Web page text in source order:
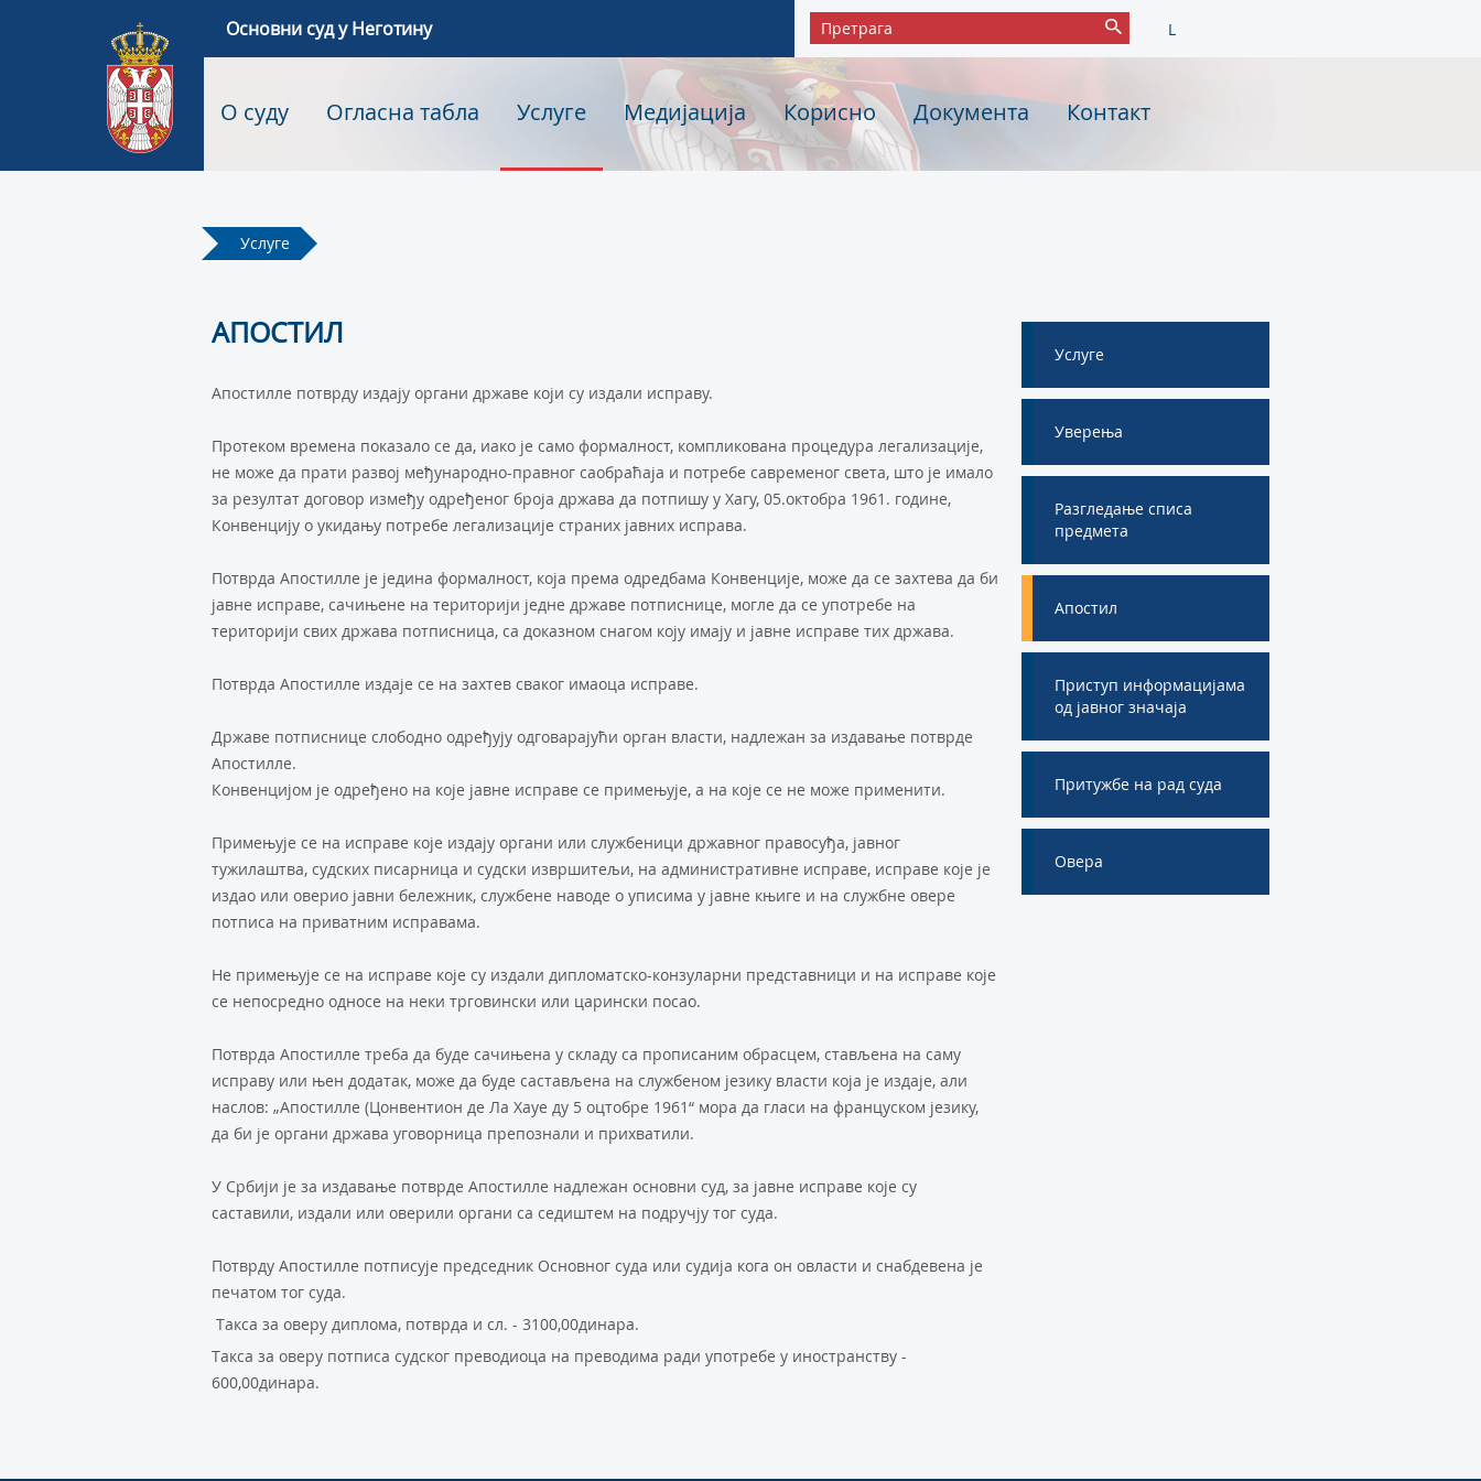
Основни суд у Неготину L
О суду Огласна табла Услуге Медијација Корисно Документа Контакт
Услуге
Услуге
Уверења
Разгледање списа
предмета
Апостил
Приступ информацијама
од јавног значаја
Притужбе на рад суда
Овера
АПОСТИЛ
Апостилле потврду издају органи државе који су издали исправу.
Протеком времена показало се да, иако је само формалност, компликована процедура легализације,
не може да прати развој међународно-правног саобраћаја и потребе савременог света, што је имало
за резултат договор између одређеног броја држава да потпишу у Хагу, 05.октобра 1961. године,
Конвенцију о укидању потребе легализације страних јавних исправа.
Потврда Апостилле је једина формалност, која према одредбама Конвенције, може да се захтева да би
јавне исправе, сачињене на територији једне државе потписнице, могле да се употребе на
територији свих држава потписница, са доказном снагом коју имају и јавне исправе тих држава.
Потврда Апостилле издаје се на захтев сваког имаоца исправе.
Државе потписнице слободно одређују одговарајући орган власти, надлежан за издавање потврде
Апостилле.
Конвенцијом је одређено на које јавне исправе се примењује, а на које се не може применити.
Примењује се на исправе које издају органи или службеници државног правосуђа, јавног
тужилаштва, судских писарница и судски извршитељи, на административне исправе, исправе које је
издао или оверио јавни бележник, службене наводе о уписима у јавне књиге и на службне овере
потписа на приватним исправама.
Не примењује се на исправе које су издали дипломатско-конзуларни представници и на исправе које
се непосредно односе на неки трговински или царински посао.
Потврда Апостилле треба да буде сачињена у складу са прописаним обрасцем, стављена на саму
исправу или њен додатак, може да буде састављена на службеном језику власти која је издаје, али
наслов: „Апостилле (Цонвентион де Ла Хаyе ду 5 оцтобре 1961“ мора да гласи на француском језику,
да би је органи држава уговорница препознали и прихватили.
У Србији је за издавање потврде Апостилле надлежан основни суд, за јавне исправе које су
саставили, издали или оверили органи са седиштем на подручју тог суда.
Потврду Апостилле потписује председник Основног суда или судија кога он овласти и снабдевена је
печатом тог суда.
Такса за оверу диплома, потврда и сл. - 3100,00динара.
Такса за оверу потписа судског преводиоца на преводима ради употребе у иностранству -
600,00динара.